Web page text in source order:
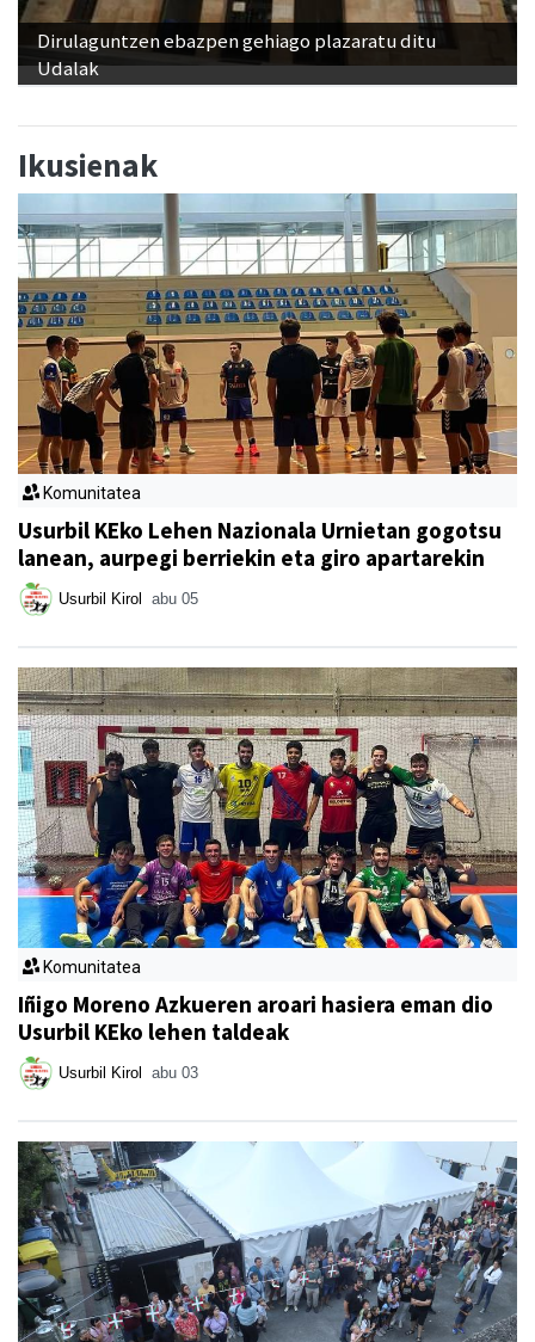
Dirulaguntzen ebazpen gehiago plazaratu ditu
Udalak
Ikusienak
Komunitatea
Usurbil KEko Lehen Nazionala Urnietan gogotsu
lanean, aurpegi berriekin eta giro apartarekin
Usurbil Kirol abu 05
Komunitatea
Iñigo Moreno Azkueren aroari hasiera eman dio
Usurbil KEko lehen taldeak
Usurbil Kirol abu 03